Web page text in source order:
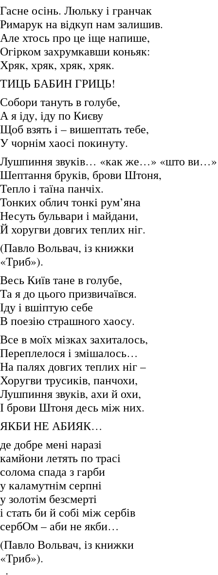
Гасне осінь. Люльку і гранчак
Римарук на відкуп нам залишив.
Але хтось про це іще напише,
Огірком захрумкавши коньяк:
Хряк, хряк, хряк, хряк.
ТИЦЬ БАБИН ГРИЦЬ!
Собори тануть в голубе,
А я іду, іду по Києву
Щоб взять і – вишептать тебе,
У чорнім хаосі покинуту.
Лушпиння звуків… «как же…» «што ви…»
Шептання бруків, брови Штоня,
Тепло і таїна панчіх.
Тонких облич тонкі рум’яна
Несуть бульвари і майдани,
Й хоругви довгих теплих ніг.
(Павло Вольвач, із книжки
«Триб»).
Весь Київ тане в голубе,
Та я до цього призвичаївся.
Іду і вшіптую себе
В поезію страшного хаосу.
Все в моїх мізках захиталось,
Переплелося і змішалось…
На палях довгих теплих ніг –
Хоругви трусиків, панчохи,
Лушпиння звуків, ахи й охи,
І брови Штоня десь між них.
ЯКБИ НЕ АБИЯК…
де добре мені наразі
камйони летять по трасі
солома спада з гарби
у каламутнім серпні
у золотім безсмерті
і стать би й собі між сербів
сербОм – аби не якби…
(Павло Вольвач, із книжки
«Триб»).